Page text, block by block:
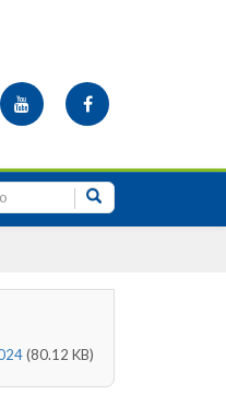
(80.12 KB)